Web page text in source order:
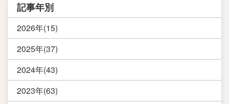
記事年別
2026年(15)
2025年(37)
2024年(43)
2023年(63)